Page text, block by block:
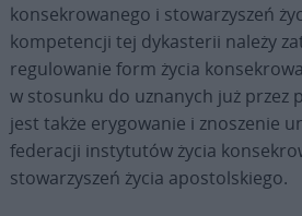
konsekrowanego i stowarzyszeń
kompetencji tej dykasterii należy
regulowanie form życia
w stosunku do uznanych już przez
jest także erygowanie i znoszenie
federacji instytutów życia
stowarzyszeń życia apostolskiego.